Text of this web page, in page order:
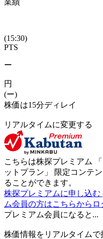
(15:30)
PTS
ー
円
(ー)
株価は15分ディレイ
リアルタイムに変更する
こちらは株探プレミアム 「
ットプラン 」 限定コンテ
ることができます。
株探プレミアムに申し込む
ム会員の方はこちらからロ
プレミアム会員になると...
株価情報をリアルタイムで